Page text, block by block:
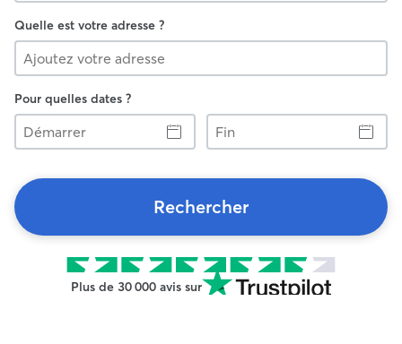
Quelle est votre adresse ?
Pour quelles dates ?
Démarrer
Fin
Rechercher
Plus de 30 000 avis sur